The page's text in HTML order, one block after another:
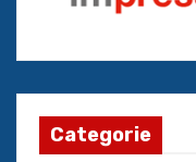
Categorie